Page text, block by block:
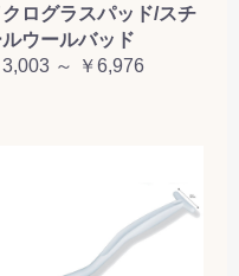
クログラスパッド/スチ
ウールバッド
3,003 ～ ￥6,976